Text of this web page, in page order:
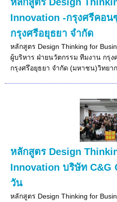
Innovation -กรุงศรีคอน
กรุงศรีอยุธยา จำกัด
หลักสูตร Design Thinking for
ผู้บริหาร ฝ่ายนวัตกรรม ทีมงาน กรุ
กรุงศรึอยุธยา จำกัด (มหาชน)วิทยา
หลักสูตร Design
Innovation บริษัท C&G
วัน
หลักสูตร Design Thinking for